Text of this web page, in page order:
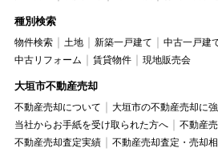
種別検索
物件検索 土地 新築一戸建て 中古一戸建
中古リフォーム
賃貸物件 現地販売会
大垣市不動産売却
不動産売却について
大垣市の不動産売却に
当社からお手紙を受け取られた方へ
不動産
不動産売却査定実績
不動産売却査定・売却